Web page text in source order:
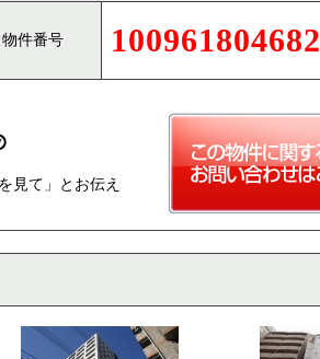
物件番号 100961804682
見て」とお伝え